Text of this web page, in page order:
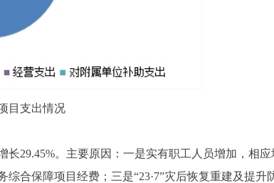
目支出情况
29.45%。主要原因：一是实有职工人员增加，相
合保障项目经费；三是“23·7”灾后恢复重建及提升